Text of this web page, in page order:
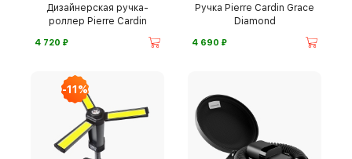
Дизайнерская ручка-
роллер Pierre Cardin
4 720 ⃏
Ручка Pierre Cardin Grace
Diamond
4 690 ⃏
-11%